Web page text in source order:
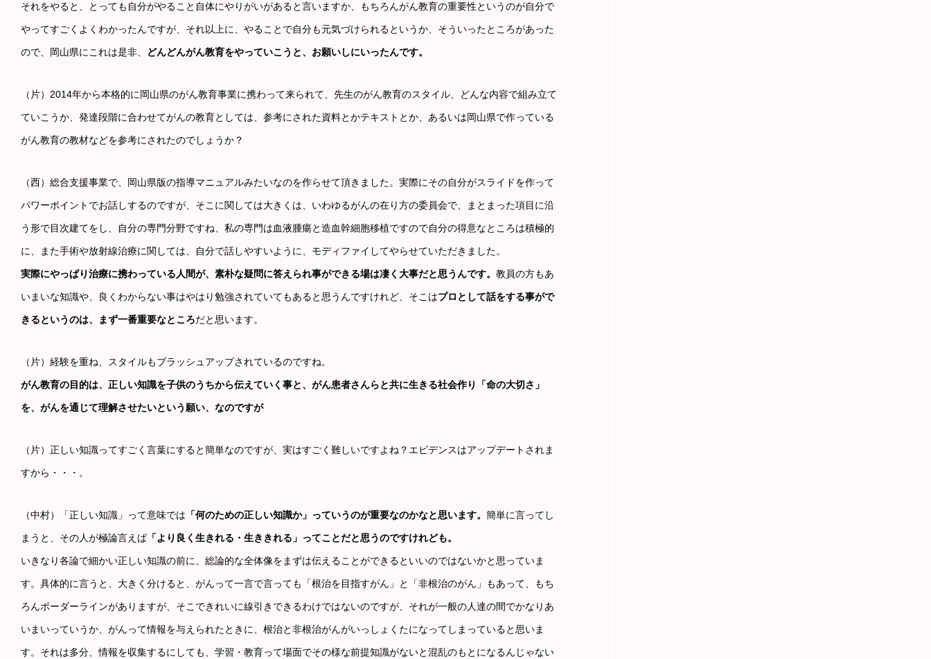
それをやると、とっても自分がやること自体にやりがいがあると言いますか、もちろんがん教育の重要性というのが自分で
やってすごくよくわかったんですが、それ以上に、やることで自分も元気づけられるというか、そういったところがあった
ので、岡山県にこれは是非、 どんどんがん教育をやっていこうと、お願いしにいったんです。
（片）2014年から本格的に岡山県のがん教育事業に携わって来られて、先生のがん教育のスタイル、どんな内容で組み立て
ていこうか、発達段階に合わせてがんの教育としては、参考にされた資料とかテキストとか、あるいは岡山県で作っている
がん教育の教材などを参考にされたのでしょうか？
（西）総合支援事業で、岡山県版の指導マニュアルみたいなのを作らせて頂きました。実際にその自分がスライドを作って
パワーポイントでお話しするのですが、そこに関しては大きくは、いわゆるがんの在り方の委員会で、まとまった項目に沿
う形で目次建てをし、自分の専門分野ですね、私の専門は血液腫瘍と造血幹細胞移植ですので自分の得意なところは積極的
に、また手術や放射線治療に関しては、自分で話しやすいように、モディファイしてやらせていただきました。
実際にやっぱり治療に携わっている人間が、素朴な疑問に答えられ事ができる場は凄く大事だと思うんです。 教員の方もあ
いまいな知識や、良くわからない事はやはり勉強されていてもあると思うんですけれど、そこはプロとして話をする事がで
きるというのは、まず一番重要なところだと思います。
（片）経験を重ね、スタイルもブラッシュアップされているのですね。
がん教育の目的は、正しい知識を子供のうちから伝えていく事と、がん患者さんらと共に生きる社会作り「命の大切さ」
を、がんを通じて理解させたいという願い、なのですが
（片）正しい知識ってすごく言葉にすると簡単なのですが、実はすごく難しいですよね？エビデンスはアップデートされま
すから・・・。
（中村）「正しい知識」って意味では 「何のための正しい知識か」っていうのが重要なのかなと思います。 簡単に言ってし
まうと、その人が極論言えば「より良く生きれる・生ききれる」ってことだと思うのですけれども。
いきなり各論で細かい正しい知識の前に、総論的な全体像をまずは伝えることができるといいのではないかと思っていま
す。具体的に言うと、大きく分けると、がんって一言で言っても「根治を目指すがん」と「非根治のがん」もあって、もち
ろんボーダーラインがありますが、そこできれいに線引きできるわけではないのですが、それが一般の人達の間でかなりあ
いまいっていうか、がんって情報を与えられたときに、根治と非根治がんがいっしょくたになってしまっていると思いま
す。それは多分、情報を収集するにしても、学習・教育って場面でその様な前提知識がないと混乱のもとになるんじゃない